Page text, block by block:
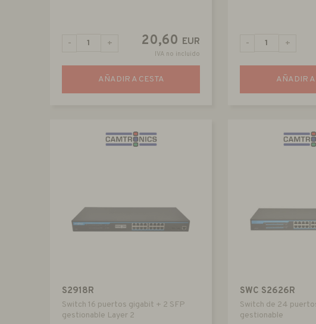
20,60 EUR
IVA no incluido
- +
AÑADIR A CESTA
- +
AÑADIR A
S2918R
Switch 16 puertos gigabit + 2 SFP
gestionable Layer 2
SWC S2626R
Switch de 24
gestionable